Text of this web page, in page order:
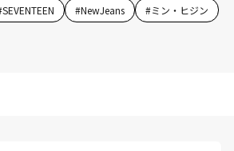
SEVENTEEN #NewJeans #ミン・ヒジン